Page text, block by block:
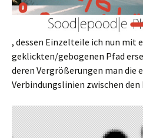
, dessen Einzelteile ich nun mit
geklickten/gebogenen Pfad
deren Vergrößerungen man die
Verbindungslinien zwischen